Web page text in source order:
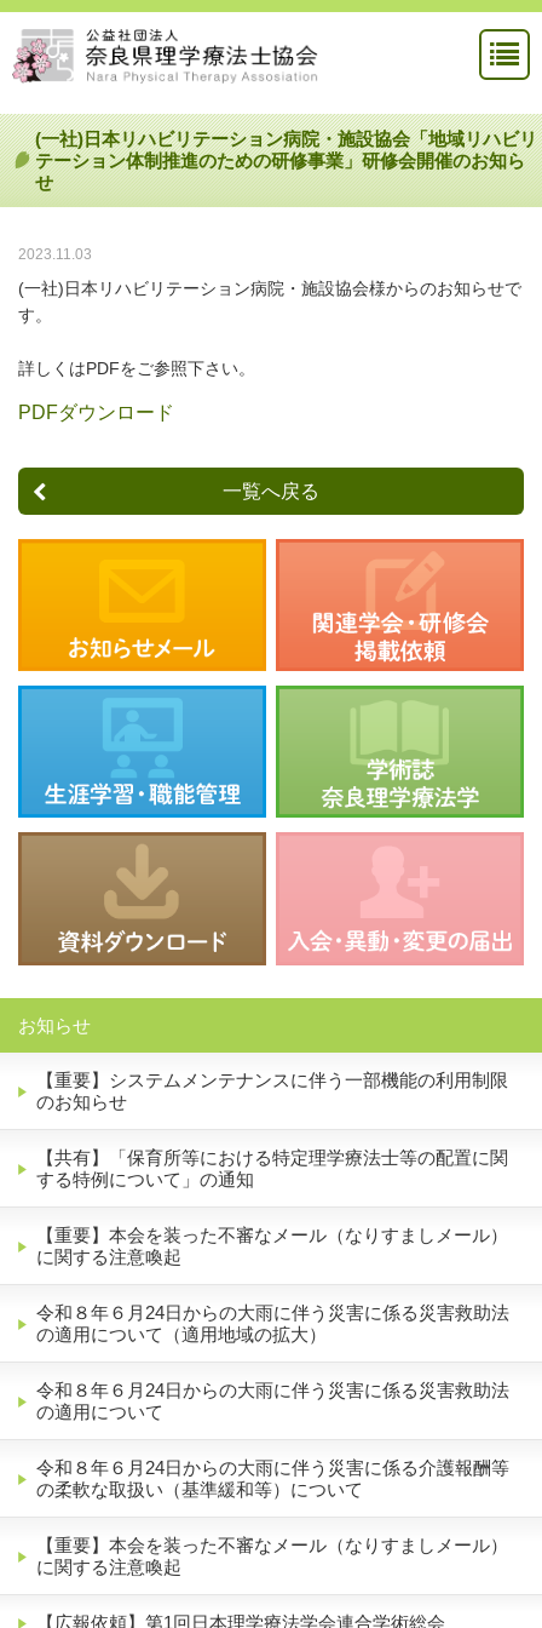
(一社)日本リハビリテーション病院・施設協会「地域リハビリ
テーション体制推進のための研修事業」研修会開催のお知ら
せ
2023.11.03
(一社)日本リハビリテーション病院・施設協会様からのお知らせで
す。
詳しくはPDFをご参照下さい。
PDFダウンロード
一覧へ戻る
お知らせ
【重要】システムメンテナンスに伴う一部機能の利用制限
のお知らせ
【共有】「保育所等における特定理学療法士等の配置に関
する特例について」の通知
【重要】本会を装った不審なメール（なりすましメール）
に関する注意喚起
令和８年６月24日からの大雨に伴う災害に係る災害救助法
の適用について（適用地域の拡大）
令和８年６月24日からの大雨に伴う災害に係る災害救助法
の適用について
令和８年６月24日からの大雨に伴う災害に係る介護報酬等
の柔軟な取扱い（基準緩和等）について
【重要】本会を装った不審なメール（なりすましメール）
に関する注意喚起
【広報依頼】第1回日本理学療法学会連合学術総会